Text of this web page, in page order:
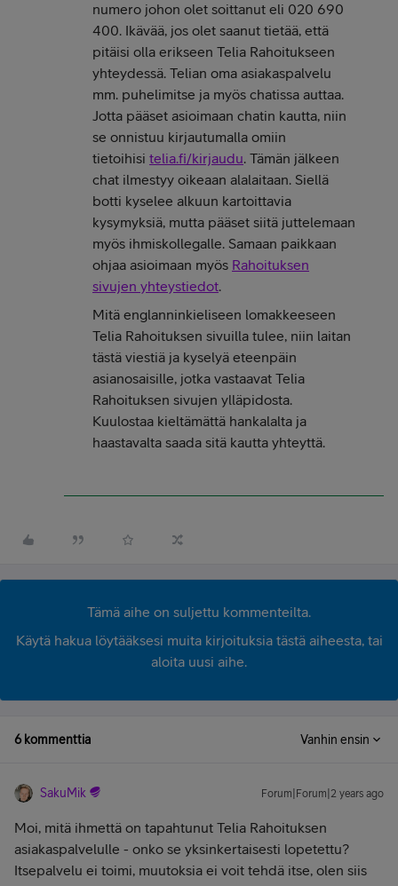
numero johon olet soittanut eli 020 690
400. Ikävää, jos olet saanut tietää, että
pitäisi olla erikseen Telia Rahoitukseen
yhteydessä. Telian oma asiakaspalvelu
mm. puhelimitse ja myös chatissa auttaa.
Jotta pääset asioimaan chatin kautta, niin
se onnistuu kirjautumalla omiin
tietoihisi telia.fi/kirjaudu. Tämän jälkeen
chat ilmestyy oikeaan alalaitaan. Siellä
botti kyselee alkuun kartoittavia
kysymyksiä, mutta pääset siitä juttelemaan
myös ihmiskollegalle. Samaan paikkaan
ohjaa asioimaan myös Rahoituksen
sivujen yhteystiedot.
Mitä englanninkieliseen lomakkeeseen
Telia Rahoituksen sivuilla tulee, niin laitan
tästä viestiä ja kyselyä eteenpäin
asianosaisille, jotka vastaavat Telia
Rahoituksen sivujen ylläpidosta.
Kuulostaa kieltämättä hankalalta ja
haastavalta saada sitä kautta yhteyttä.
Tämä aihe on suljettu kommenteilta.
Käytä hakua löytääksesi muita kirjoituksia tästä aiheesta, tai
aloita uusi aihe.
6 kommenttia Vanhin ensin
SakuMik Forum|Forum|2 years ago
Moi, mitä ihmettä on tapahtunut Telia Rahoituksen
asiakaspalvelulle - onko se yksinkertaisesti lopetettu?
Itsepalvelu ei toimi, muutoksia ei voit tehdä itse, olen siis